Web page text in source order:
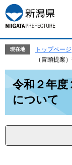
ー
ジ
の
で
ニ
ュ
ー
ば
現在地 トップページ
（冒頭提案
令和２年度
について